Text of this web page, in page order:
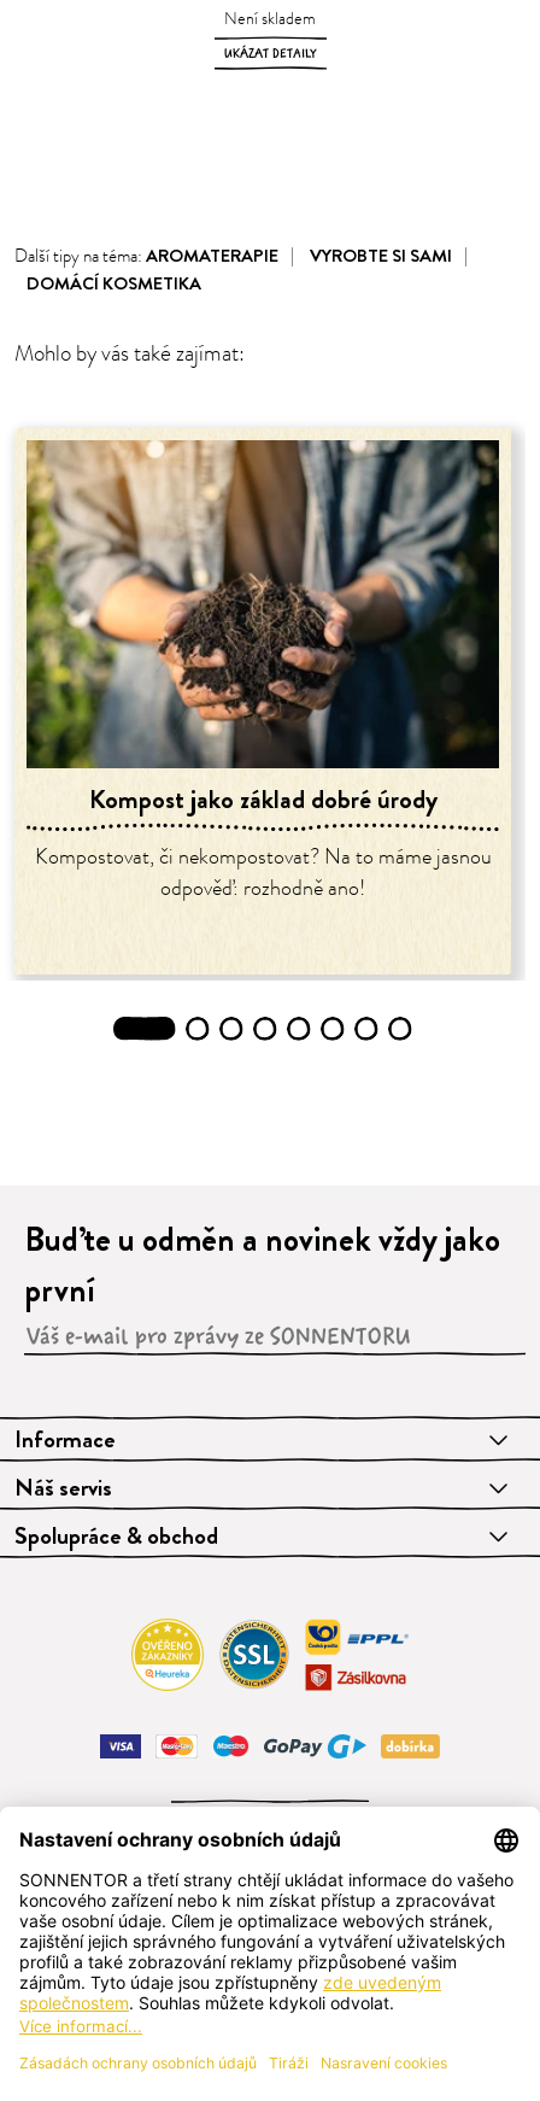
Není skladem
UKÁZAT DETAILY
Další tipy na téma:AROMATERAPIE
VYROBTE SI SAMI
DOMÁCÍ KOSMETIKA
Mohlo by vás také zajímat:
Kompost jako základ dobré úrody
Kompostovat, či nekompostovat? Na to máme jasnou
odpověď: rozhodně ano!
1 2 3 4 5 6 7 8
Informace
Náš servis
Spolupráce & obchod
Buďte u odměn a novinek vždy jako
první
čeština
SONNENTOR s.r.o.
Příhon 943, 696 15 Čejkovice, Česká republika
+420 518 362 687 sonnentor@sonnentor.cz